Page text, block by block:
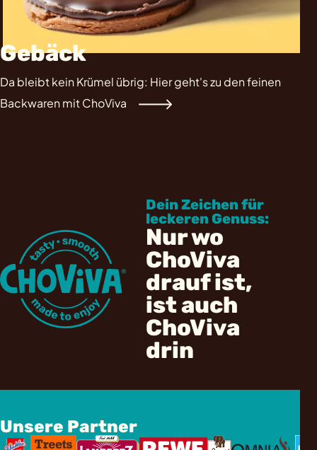
Gebäck
Da bleibt kein Krümel übrig: Hier geht's zu den feinen
Backwaren mit ChoViva
Dein Zeichen für
leckeren Genuss:
Nur wo
ChoViva
drauf ist,
ist auch
ChoViva
drin
Unsere Partner